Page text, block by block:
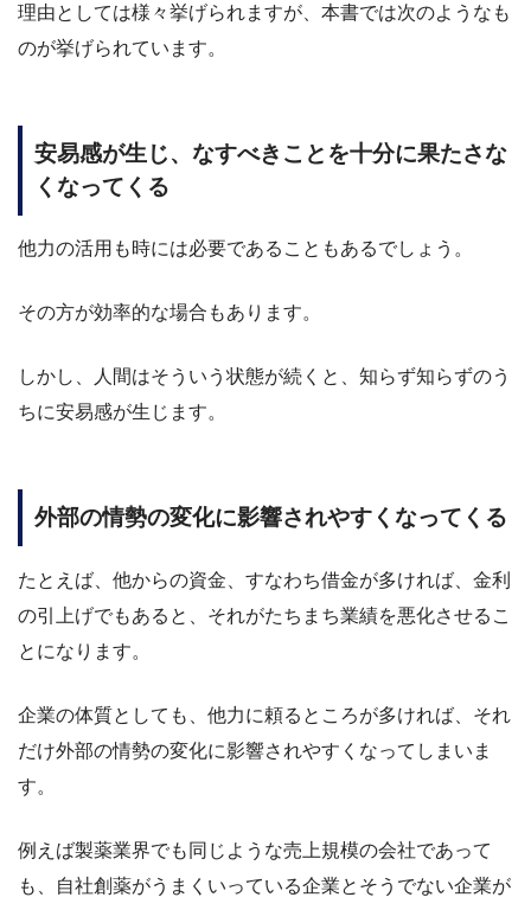
理由としては様々挙げられますが、本書では次のようなも
のが挙げられています。
安易感が生じ、なすべきことを十分に果たさな
くなってくる
他力の活用も時には必要であることもあるでしょう。
その方が効率的な場合もあります。
しかし、人間はそういう状態が続くと、知らず知らずのう
ちに安易感が生じます。
外部の情勢の変化に影響されやすくなってくる
たとえば、他からの資金、すなわち借金が多ければ、金利
の引上げでもあると、それがたちまち業績を悪化させるこ
とになります。
企業の体質としても、他力に頼るところが多ければ、それ
だけ外部の情勢の変化に影響されやすくなってしまいま
す。
例えば製薬業界でも同じような売上規模の会社であって
も、自社創薬がうまくいっている企業とそうでない企業が